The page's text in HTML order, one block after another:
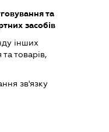
та
засобів
інших
товарів,
зв'язку